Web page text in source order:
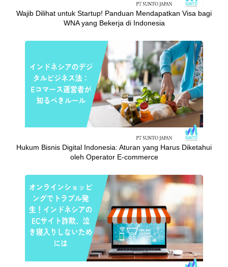
Wajib Dilihat untuk Startup! Panduan Mendapatkan Visa bagi
WNA yang Bekerja di Indonesia
Hukum Bisnis Digital Indonesia: Aturan yang Harus Diketahui
oleh Operator E-commerce